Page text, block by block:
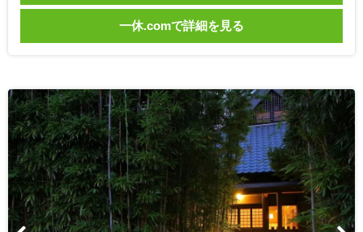
一休.comで詳細を見る